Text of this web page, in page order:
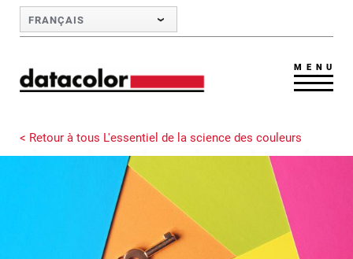
Skip to Main Content
FRANÇAIS
MENU
< Retour à tous L'essentiel de la science des couleurs